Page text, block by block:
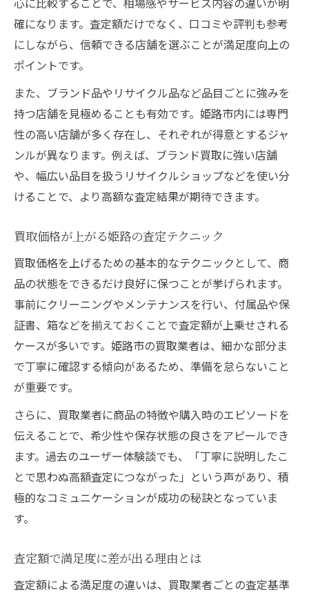
確になります。査定額だけでなく、口コミや評判も参考
にしながら、信頼できる店舗を選ぶことが満足度向上の
ポイントです。
また、ブランド品やリサイクル品など品目ごとに強みを
持つ店舗を見極めることも有効です。姫路市内には専門
性の高い店舗が多く存在し、それぞれが得意とするジャ
ンルが異なります。例えば、ブランド買取に強い店舗
や、幅広い品目を扱うリサイクルショップなどを使い分
けることで、より高額な査定結果が期待できます。
買取価格が上がる姫路の査定テクニック
買取価格を上げるための基本的なテクニックとして、商
品の状態をできるだけ良好に保つことが挙げられます。
事前にクリーニングやメンテナンスを行い、付属品や保
証書、箱などを揃えておくことで査定額が上乗せされる
ケースが多いです。姫路市の買取業者は、細かな部分ま
で丁寧に確認する傾向があるため、準備を怠らないこと
が重要です。
さらに、買取業者に商品の特徴や購入時のエピソードを
伝えることで、希少性や保存状態の良さをアピールでき
ます。過去のユーザー体験談でも、「丁寧に説明したこ
とで思わぬ高額査定につながった」という声があり、積
極的なコミュニケーションが成功の秘訣となっていま
す。
査定額で満足度に差が出る理由とは
査定額による満足度の違いは、買取業者ごとの査定基準